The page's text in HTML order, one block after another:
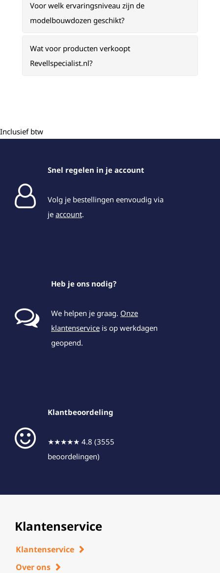
Voor welk ervaringsniveau zijn de
modelbouwdozen geschikt?
Wat voor producten verkoopt
Revellspecialist.nl?
Inclusief btw
Snel regelen in je account
Volg je bestellingen eenvoudig via
je account.
Heb je ons nodig?
We helpen je graag. Onze
klantenservice is op werkdagen
geopend.
Klantbeoordeling
★★★★★ 4.8 (3555
beoordelingen)
Klantenservice
Klantenservice
Over ons